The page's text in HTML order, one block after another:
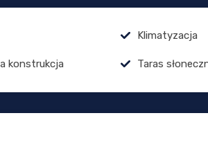
Klimatyzacja
konstrukcja Taras